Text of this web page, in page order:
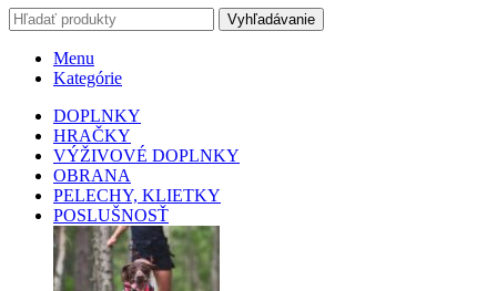
Vyhľadávanie
Menu
Kategórie
DOPLNKY
HRAČKY
VÝŽIVOVÉ DOPLNKY
OBRANA
PELECHY, KLIETKY
POSLUŠNOSŤ